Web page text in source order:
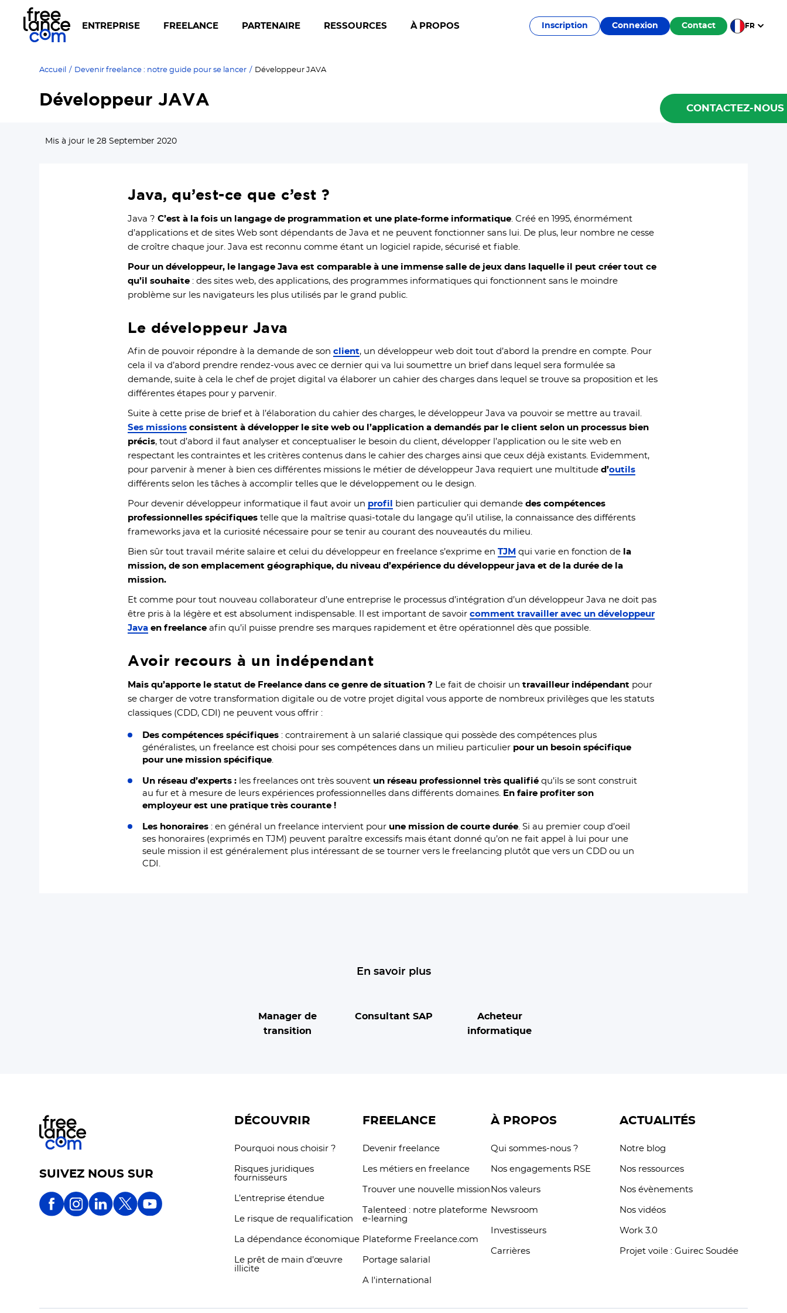
ENTREPRISE FREELANCE PARTENAIRE RESSOURCES À PROPOS Inscription Connexion Contact FR
Accueil / Devenir freelance : notre guide pour se lancer / Développeur JAVA
Développeur JAVA
Mis à jour le 28 September 2020
Java, qu’est-ce que c’est ?
Java ?C’est à la fois un langage de programmation et une plate-forme informatique . Créé en 1995, énormément
d’applications et de sites Web sont dépendants de Java et ne peuvent fonctionner sans lui. De plus, leur nombre ne cesse
de croître chaque jour. Java est reconnu comme étant un logiciel rapide, sécurisé et fiable.
Pour un développeur, le langage Java est comparable à une immense salle de jeux dans laquelle il peut créer tout ce
qu’il souhaite : des sites web, des applications, des programmes informatiques qui fonctionnent sans le moindre
problème sur les navigateurs les plus utilisés par le grand public.
Le développeur Java
Afin de pouvoir répondre à la demande de sonclient, un développeur web doit tout d’abord la prendre en compte. Pour
cela il va d’abord prendre rendez-vous avec ce dernier qui va lui soumettre un brief dans lequel sera formulée sa
demande, suite à cela le chef de projet digital va élaborer un cahier des charges dans lequel se trouve sa proposition et les
différentes étapes pour y parvenir.
Suite à cette prise de brief et à l’élaboration du cahier des charges, le développeur Java va pouvoir se mettre au travail.
Ses missions consistent à développer le site web ou l’application a demandés par le client selon un processus bien
précis, tout d’abord il faut analyser et conceptualiser le besoin du client, développer l’application ou le site web en
respectant les contraintes et les critères contenus dans le cahier des charges ainsi que ceux déjà existants. Evidemment,
pour parvenir à mener à bien ces différentes missions le métier de développeur Java requiert une multitude d’outils
différents selon les tâches à accomplir telles que le développement ou le design.
Pour devenir développeur informatique il faut avoir un profil bien particulier qui demandedes compétences
professionnelles spécifiques telle que la maîtrise quasi-totale du langage qu’il utilise, la connaissance des différents
frameworks java et la curiosité nécessaire pour se tenir au courant des nouveautés du milieu.
Bien sûr tout travail mérite salaire et celui du développeur en freelance s’exprime enTJM qui varie en fonction de la
mission, de son emplacement géographique, du niveau d’expérience du développeur java et de la durée de la
mission.
Et comme pour tout nouveau collaborateur d’une entreprise le processus d’intégration d’un développeur Java ne doit pas
être pris à la légère et est absolument indispensable. Il est important de savoircomment travailler avec un développeur
Java en freelance afin qu’il puisse prendre ses marques rapidement et être opérationnel dès que possible.
Avoir recours à un indépendant
Mais qu’apporte le statut de Freelance dans ce genre de situation ? Le fait de choisir untravailleur indépendant pour
se charger de votre transformation digitale ou de votre projet digital vous apporte de nombreux privilèges que les statuts
classiques (CDD, CDI) ne peuvent vous offrir :
Des compétences spécifiques : contrairement à un salarié classique qui possède des compétences plus
généralistes, un freelance est choisi pour ses compétences dans un milieu particulier pour un besoin spécifique
pour une mission spécifique
Un réseau d’experts : les freelances ont très souvent un réseau professionnel très qualifiéqu’ils se sont construit
au fur et à mesure de leurs expériences professionnelles dans différents domaines.
En faire profiter son
employeur est une pratique très courante !
Les honoraires : en général un freelance intervient pour une mission de courte durée . Si au premier coup d’oeil
ses honoraires (exprimés en TJM) peuvent paraître excessifs mais étant donné qu’on ne fait appel à lui pour une
seule mission il est généralement plus intéressant de se tourner vers le freelancing plutôt que vers un CDD ou un
CDI.
En savoir plus
Manager de
transition
Consultant SAP
Acheteur
informatique
CONTACTEZ-NOUS
SUIVEZ NOUS SUR
DÉCOUVRIR
Pourquoi nous choisir ?
Risques juridiques
fournisseurs
L’entreprise étendue
Le risque de requalification
La dépendance économique
Le prêt de main d’œuvre
illicite
FREELANCE
Devenir freelance
Les métiers en freelance
Trouver une nouvelle mission
Talenteed : notre plateforme
e-learning
Plateforme Freelance.com
Portage salarial
A l'international
À PROPOS
Qui sommes-nous ?
Nos engagements RSE
Nos valeurs
Newsroom
Investisseurs
Carrières
ACTUALITÉS
Notre blog
Nos ressources
Nos évènements
Nos vidéos
Work 3.0
Projet voile : Guirec Soudée